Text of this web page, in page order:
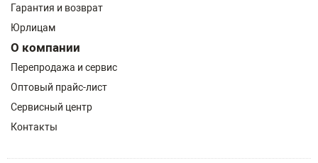
Гарантия и возврат
Юрлицам
О компании
Перепродажа и сервис
Оптовый прайс-лист
Сервисный центр
Контакты